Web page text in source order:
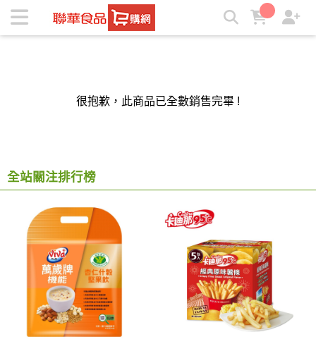
聯華食品e購網-Official Online Store | ★聯華食品e購網★
很抱歉，此商品已全數銷售完畢 !
全站關注排行榜